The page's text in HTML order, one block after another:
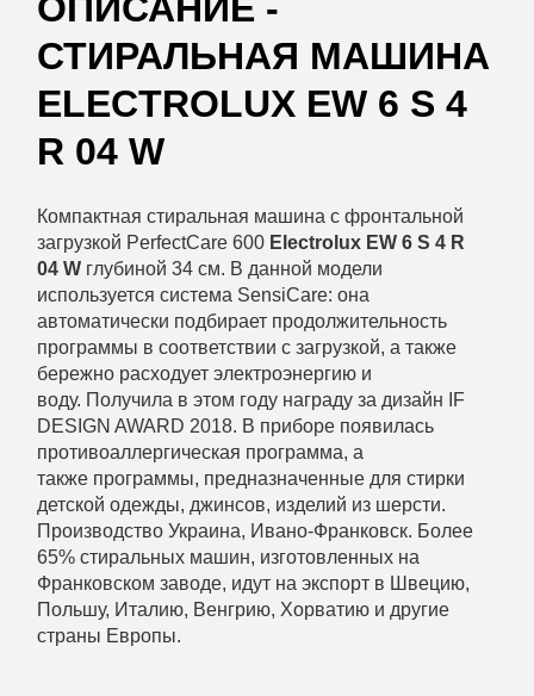
СТИРАЛЬНАЯ МАШИНА
ELECTROLUX EW 6 S 4
R 04 W
Компактная стиральная машина с фронтальной
загрузкой PerfectCare 600 Electrolux EW 6 S 4 R
04 W глубиной 34 см. В данной модели
используется система SensiCare: она
автоматически подбирает продолжительность
программы в соответствии с загрузкой, а также
бережно расходует электроэнергию и
воду. Получила в этом году награду за дизайн IF
DESIGN AWARD 2018. В приборе появилась
противоаллергическая программа, а
также программы, предназначенные для стирки
детской одежды, джинсов, изделий из шерсти.
Производство Украина, Ивано-Франковск. Более
65% стиральных машин, изготовленных на
Франковском заводе, идут на экспорт в Швецию,
Польшу, Италию, Венгрию, Хорватию и другие
страны Европы.